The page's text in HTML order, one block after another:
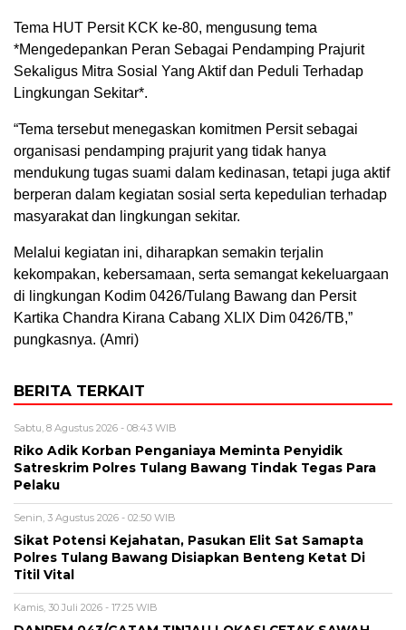
Tema HUT Persit KCK ke-80, mengusung tema
*Mengedepankan Peran Sebagai Pendamping Prajurit
Sekaligus Mitra Sosial Yang Aktif dan Peduli Terhadap
Lingkungan Sekitar*.
“Tema tersebut menegaskan komitmen Persit sebagai
organisasi pendamping prajurit yang tidak hanya
mendukung tugas suami dalam kedinasan, tetapi juga aktif
berperan dalam kegiatan sosial serta kepedulian terhadap
masyarakat dan lingkungan sekitar.
Melalui kegiatan ini, diharapkan semakin terjalin
kekompakan, kebersamaan, serta semangat kekeluargaan
di lingkungan Kodim 0426/Tulang Bawang dan Persit
Kartika Chandra Kirana Cabang XLIX Dim 0426/TB,”
pungkasnya. (Amri)
BERITA TERKAIT
Sabtu, 8 Agustus 2026 - 08:43 WIB
Riko Adik Korban Penganiaya Meminta Penyidik
Satreskrim Polres Tulang Bawang Tindak Tegas Para
Pelaku
Senin, 3 Agustus 2026 - 02:50 WIB
Sikat Potensi Kejahatan, Pasukan Elit Sat Samapta
Polres Tulang Bawang Disiapkan Benteng Ketat Di
Titil Vital
Kamis, 30 Juli 2026 - 17:25 WIB